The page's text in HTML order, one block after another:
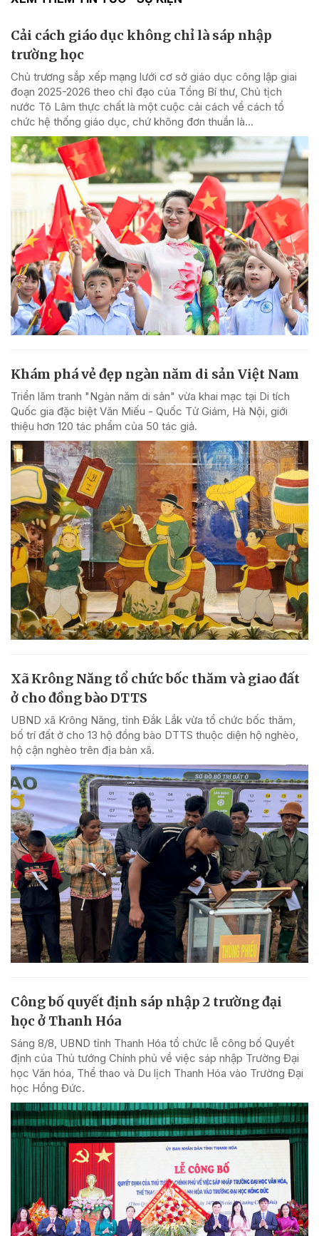
Cải cách giáo dục không chỉ là sáp nhập
trường học
Chủ trương sắp xếp mạng lưới cơ sở giáo dục công lập giai
đoạn 2025-2026 theo chỉ đạo của Tổng Bí thư, Chủ tịch
nước Tô Lâm thực chất là một cuộc cải cách về cách tổ
chức hệ thống giáo dục, chứ không đơn thuần là...
Khám phá vẻ đẹp ngàn năm di sản Việt Nam
Triển lãm tranh "Ngàn năm di sản" vừa khai mạc tại Di tích
Quốc gia đặc biệt Văn Miếu - Quốc Tử Giám, Hà Nội, giới
thiệu hơn 120 tác phẩm của 50 tác giả.
Xã Krông Năng tổ chức bốc thăm và giao đất
ở cho đồng bào DTTS
UBND xã Krông Năng, tỉnh Đắk Lắk vừa tổ chức bốc thăm,
bố trí đất ở cho 13 hộ đồng bào DTTS thuộc diện hộ nghèo,
hộ cận nghèo trên địa bàn xã.
Công bố quyết định sáp nhập 2 trường đại
học ở Thanh Hóa
Sáng 8/8, UBND tỉnh Thanh Hóa tổ chức lễ công bố Quyết
định của Thủ tướng Chính phủ về việc sáp nhập Trường Đại
học Văn hóa, Thể thao và Du lịch Thanh Hóa vào Trường Đại
học Hồng Đức.